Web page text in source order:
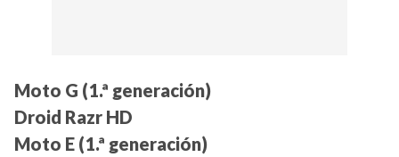
Moto G (1.ª generación)
Droid Razr HD
Moto E (1.ª generación)